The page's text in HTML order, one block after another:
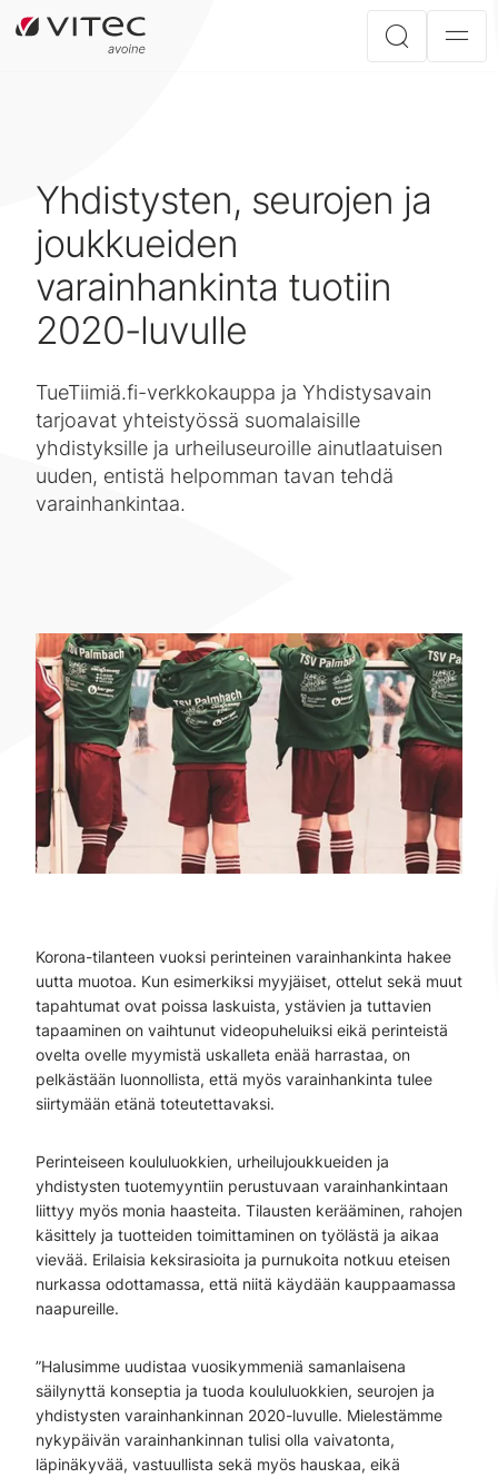
Yhdistysten, seurojen ja
joukkueiden
varainhankinta tuotiin
2020-luvulle
TueTiimiä.fi-verkkokauppa ja Yhdistysavain
tarjoavat yhteistyössä suomalaisille
yhdistyksille ja urheiluseuroille ainutlaatuisen
uuden, entistä helpomman tavan tehdä
varainhankintaa.
Korona-tilanteen vuoksi perinteinen varainhankinta hakee
uutta muotoa. Kun esimerkiksi myyjäiset, ottelut sekä muut
tapahtumat ovat poissa laskuista, ystävien ja tuttavien
tapaaminen on vaihtunut videopuheluiksi eikä perinteistä
ovelta ovelle myymistä uskalleta enää harrastaa, on
pelkästään luonnollista, että myös varainhankinta tulee
siirtymään etänä toteutettavaksi.
Perinteiseen koululuokkien, urheilujoukkueiden ja
yhdistysten tuotemyyntiin perustuvaan varainhankintaan
liittyy myös monia haasteita. Tilausten kerääminen, rahojen
käsittely ja tuotteiden toimittaminen on työlästä ja aikaa
vievää. Erilaisia keksirasioita ja purnukoita notkuu eteisen
nurkassa odottamassa, että niitä käydään kauppaamassa
naapureille.
”Halusimme uudistaa vuosikymmeniä samanlaisena
säilynyttä konseptia ja tuoda koululuokkien, seurojen ja
yhdistysten varainhankinnan 2020-luvulle. Mielestämme
nykypäivän varainhankinnan tulisi olla vaivatonta,
läpinäkyvää, vastuullista sekä myös hauskaa, eikä